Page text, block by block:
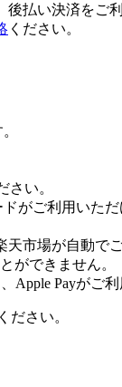
払い決済をご
ください。
さい。
がご利用い
市場が自動で
ができません。
Payがご
ください。